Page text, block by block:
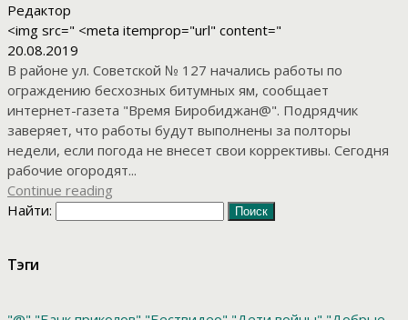
Редактор
<img src=" <meta itemprop="url" content="
20.08.2019
В районе ул. Советской № 127 начались работы по
ограждению бесхозных битумных ям, сообщает
интернет-газета "Время Биробиджан@". Подрядчик
заверяет, что работы будут выполнены за полторы
недели, если погода не внесет свои коррективы. Сегодня
рабочие огородят...
Continue reading
Найти:
Тэги